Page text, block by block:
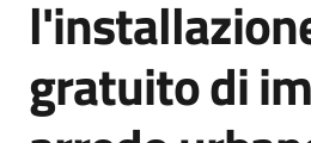
Amministrazione
Trasparente
gratuito di